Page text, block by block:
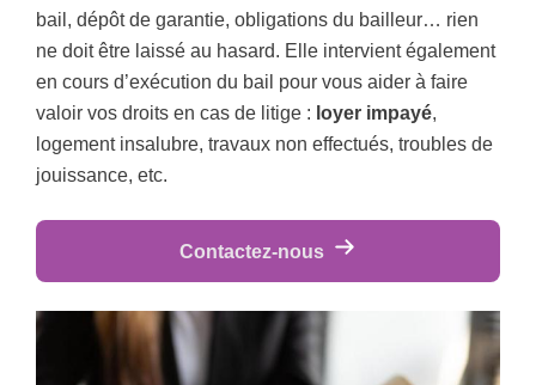
bail, dépôt de garantie, obligations du bailleur… rien
ne doit être laissé au hasard. Elle intervient également
en cours d’exécution du bail pour vous aider à faire
valoir vos droits en cas de litige : loyer impayé,
logement insalubre, travaux non effectués, troubles de
jouissance, etc.
Contactez-nous